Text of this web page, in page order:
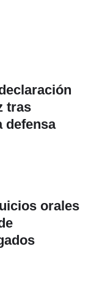
tras
defensa
orales